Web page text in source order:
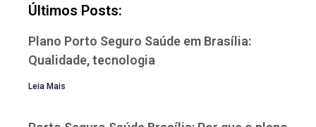
Últimos Posts:
Plano Porto Seguro Saúde em Brasília:
Qualidade, tecnologia
Leia Mais